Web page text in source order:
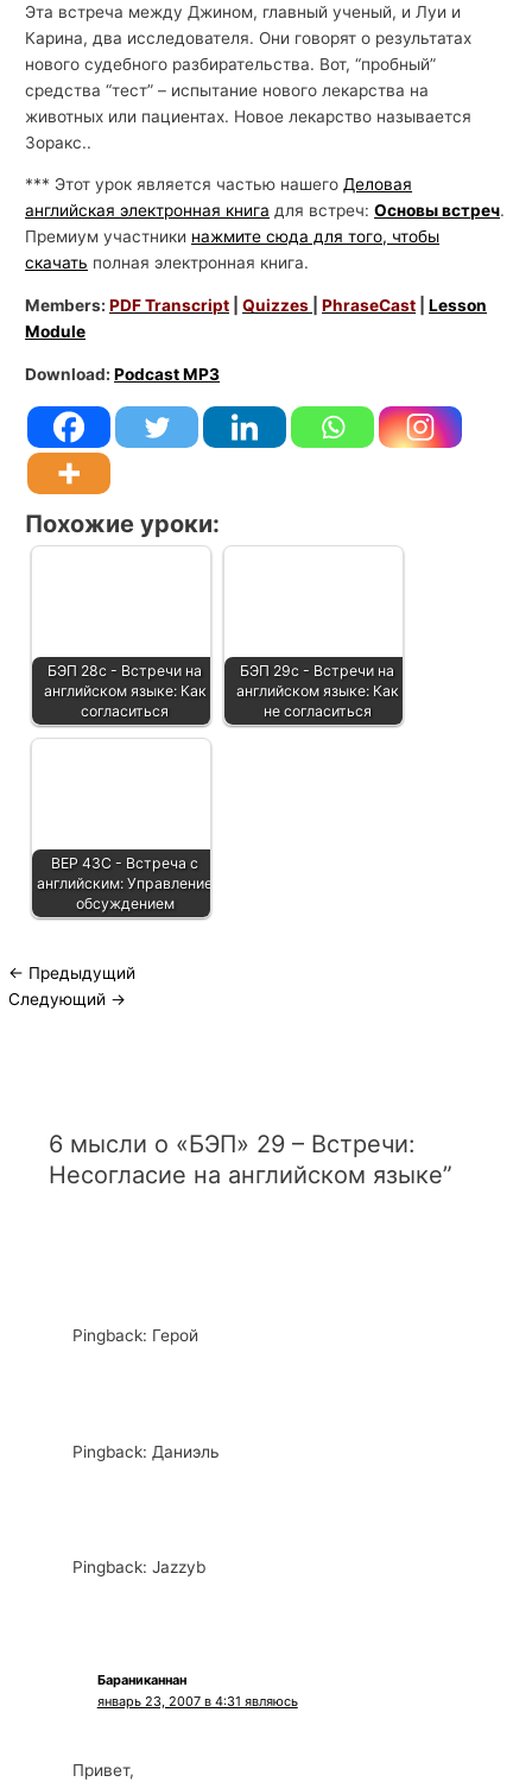
Эта встреча между Джином, главный ученый, и Луи и
Карина, два исследователя. Они говорят о результатах
нового судебного разбирательства. Вот, “пробный”
средства “тест” – испытание нового лекарства на
животных или пациентах. Новое лекарство называется
Зоракс..
*** Этот урок является частью нашегоДеловая
английская электронная книга для встреч:Основы встреч.
Премиум участники нажмите сюда для того, чтобы
скачать полная электронная книга.
Members:PDF Transcript |Quizzes |PhraseCast |Lesson
Module
Download:Podcast MP3
Похожие уроки:
БЭП 28с - Встречи на
английском языке: Как
согласиться
БЭП 29с - Встречи на
английском языке: Как
не согласиться
BEP 43C - Встреча с
английским: Управление
обсуждением
← Предыдущий
Следующий →
6 мысли о «БЭП» 29 – Встречи:
Несогласие на английском языке”
Pingback: Герой
Pingback: Даниэль
Pingback: Jazzyb
Бараниканнан
январь 23, 2007 в 4:31 являюсь
Привет,